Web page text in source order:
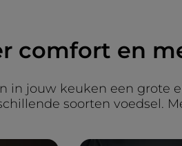
comfort en
in jouw keuken een
soorten voedsel.